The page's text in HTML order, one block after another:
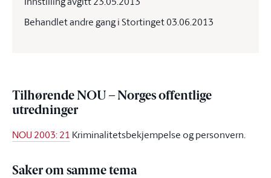
Behandlet andre gang i Stortinget 03.06.2013
Tilhørende NOU – Norges offentlige
utredninger
NOU 2003: 21 Kriminalitetsbekjempelse og personvern.
Saker om samme tema